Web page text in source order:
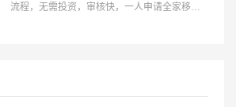
流程，无需投资，审核快，一人申请全家移